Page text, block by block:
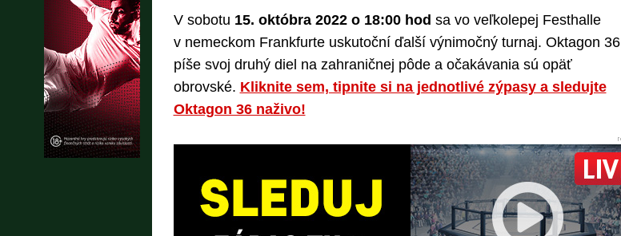
V sobotu 15. októbra 2022 o 18:00 hod sa vo veľkolepej Festhalle
v nemeckom Frankfurte uskutoční ďalší výnimočný turnaj. Oktagon 36
píše svoj druhý diel na zahraničnej pôde a očakávania sú opäť
obrovské. Kliknite sem, tipnite si na jednotlivé zýpasy a sledujte
Oktagon 36 naživo!